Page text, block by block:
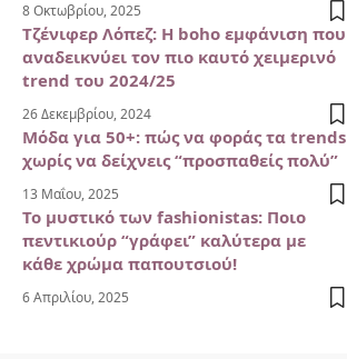
8 Οκτωβρίου, 2025
Τζένιφερ Λόπεζ: Η boho εμφάνιση που
αναδεικνύει τον πιο καυτό χειμερινό
trend του 2024/25
26 Δεκεμβρίου, 2024
Μόδα για 50+: πώς να φοράς τα trends
χωρίς να δείχνεις “προσπαθείς πολύ”
13 Μαΐου, 2025
Το μυστικό των fashionistas: Ποιο
πεντικιούρ “γράφει” καλύτερα με
κάθε χρώμα παπουτσιού!
6 Απριλίου, 2025